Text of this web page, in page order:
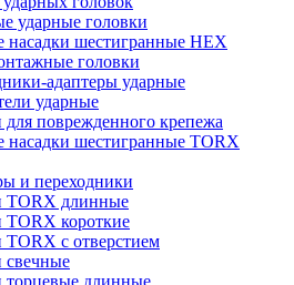
ударные головки
насадки шестигранные HEX
головки
адаптеры ударные
ударные
для поврежденного крепежа
насадки шестигранные TORX
и переходники
TORX длинные
TORX короткие
TORX с отверстием
свечные
торцевые длинные